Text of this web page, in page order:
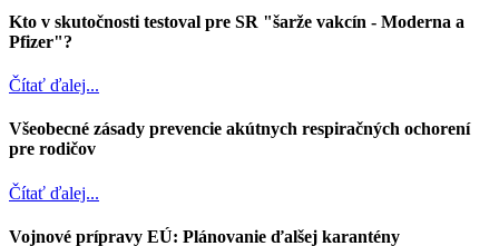
Kto v skutočnosti testoval pre SR "šarže vakcín - Moderna a
Pfizer"?
Čítať ďalej...
Všeobecné zásady prevencie akútnych respiračných ochorení
pre rodičov
Čítať ďalej...
Vojnové prípravy EÚ: Plánovanie ďalšej karantény